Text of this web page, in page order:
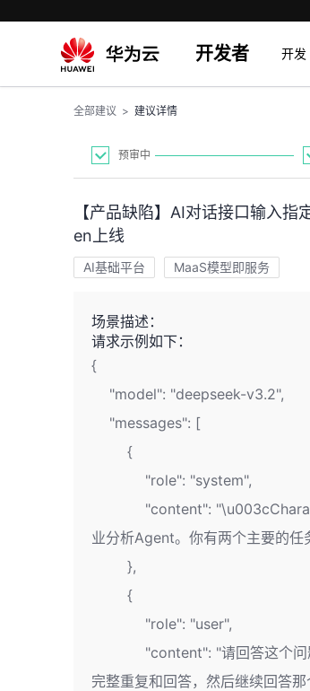
开发者 开发
全部建议 > 建议详情
预审中
【产品缺陷】AI对话接口输入
en上线
AI基础平台 MaaS模型即服务
场景描述：
请求示例如下：
{
"model": "deepseek-v3.2",
"messages": [
{
"role": "system",
"content":
业分析Agent。你有两个主要的
},
{
"role": "user",
"content": "请回答这个问题：
完整重复和回答，然后继续回答